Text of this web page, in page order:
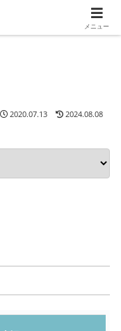
2020.07.13 2024.08.08
メニュー